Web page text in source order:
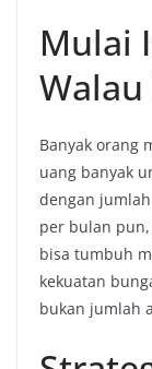
Mulai
Walau
Banyak orang
uang banyak
dengan
per bulan
bisa tumbuh
kekuatan
bukan jumlah